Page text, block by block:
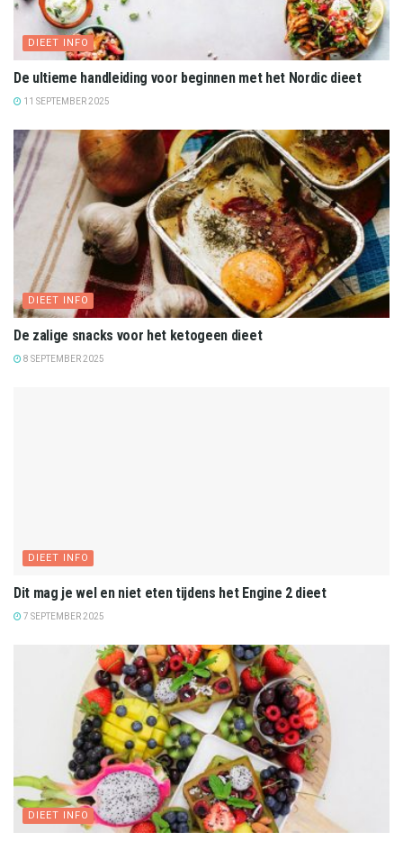
DIEET INFO
De ultieme handleiding voor beginnen met het Nordic dieet
11 SEPTEMBER 2025
DIEET INFO
De zalige snacks voor het ketogeen dieet
8 SEPTEMBER 2025
DIEET INFO
Dit mag je wel en niet eten tijdens het Engine 2 dieet
7 SEPTEMBER 2025
DIEET INFO